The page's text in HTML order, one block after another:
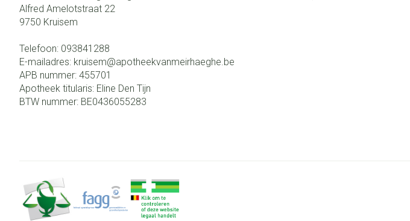
Alfred Amelotstraat 22
9750 Kruisem
Telefoon: 093841288
E-mailadres: kruisem@apotheekvanmeirhaeghe.be
APB nummer: 455701
Apotheek titularis: Eline Den Tijn
BTW nummer: BE0436055283